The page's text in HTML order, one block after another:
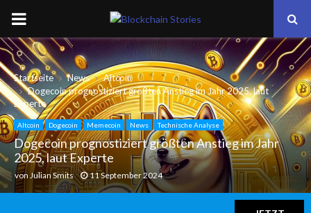
PRIMARY
MENU
Startseite News
Altcoin
Dogecoin prognostiziert größten Anstieg im Jahr 2025, laut
Experte
Altcoin Dogecoin Memecoin News Technische Analyse
Dogecoin prognostiziert größten Anstieg im Jahr
2025, laut Experte
von Julian Smits 11 September 2024